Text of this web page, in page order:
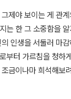
도대체 어떻게 이 책
는 남자>는 제11회
세상을 떠난 대하소
을 후대에 널리 알리
의 초석을 다지는 한
화방송이 2011년
만 원을 받으며,
제야 보이는 게 관
는 한 그 소중함을
인생을 서둘러 마
부터 가르침을 청하
금이나마 희석해보